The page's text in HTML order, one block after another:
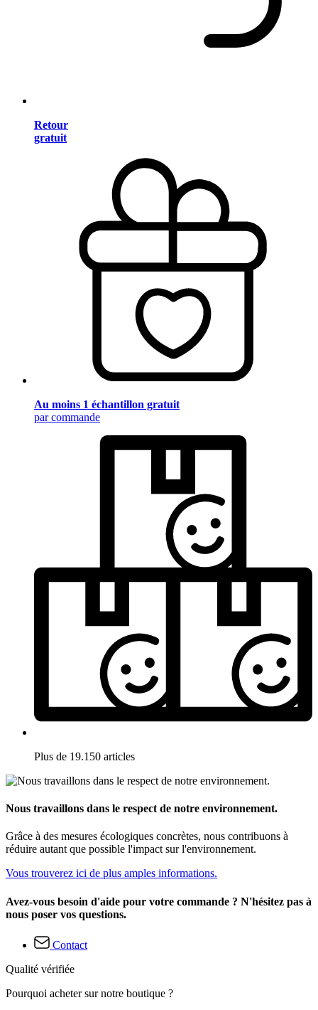
Retour
gratuit
Au moins 1 échantillon gratuit
par commande
Plus de 19.150 articles
Nous travaillons dans le respect de notre environnement.
Grâce à des mesures écologiques concrètes, nous contribuons à
réduire autant que possible l'impact sur l'environnement.
Vous trouverez ici de plus amples informations.
Avez-vous besoin d'aide pour votre commande ? N'hésitez pas à
nous poser vos questions.
Contact
Qualité vérifiée
Pourquoi acheter sur notre boutique ?